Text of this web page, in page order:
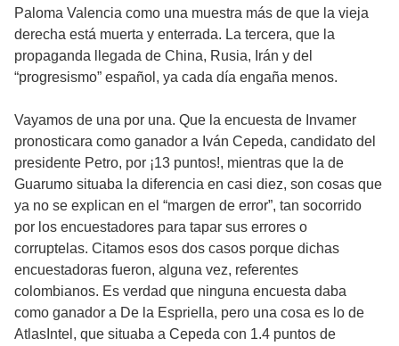
Paloma Valencia como una muestra más de que la vieja
derecha está muerta y enterrada. La tercera, que la
propaganda llegada de China, Rusia, Irán y del
“progresismo” español, ya cada día engaña menos.
Vayamos de una por una. Que la encuesta de Invamer
pronosticara como ganador a Iván Cepeda, candidato del
presidente Petro, por ¡13 puntos!, mientras que la de
Guarumo situaba la diferencia en casi diez, son cosas que
ya no se explican en el “margen de error”, tan socorrido
por los encuestadores para tapar sus errores o
corruptelas. Citamos esos dos casos porque dichas
encuestadoras fueron, alguna vez, referentes
colombianos. Es verdad que ninguna encuesta daba
como ganador a De la Espriella, pero una cosa es lo de
AtlasIntel, que situaba a Cepeda con 1.4 puntos de